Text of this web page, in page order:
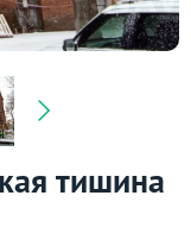
тишина